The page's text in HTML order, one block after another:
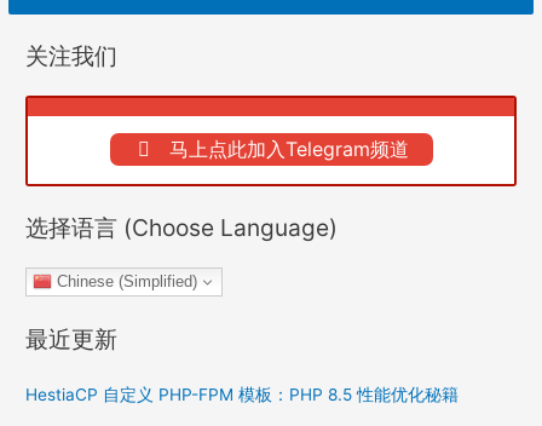
关注我们
马上点此加入Telegram频道
选择语言 (Choose Language)
Chinese (Simplified)
最近更新
HestiaCP 自定义 PHP-FPM 模板：PHP 8.5 性能优化秘籍